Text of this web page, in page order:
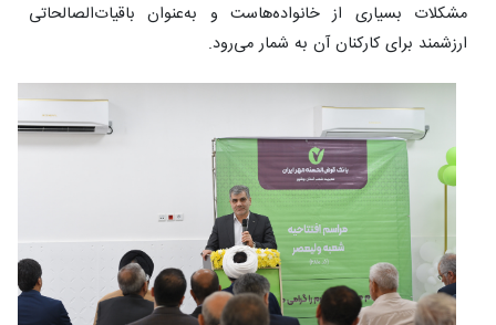
مشکلات بسیاری از خانواده‌هاست و به‌عنوان باقیات‌الصالحاتی
ارزشمند برای کارکنان آن به شمار می‌رود.